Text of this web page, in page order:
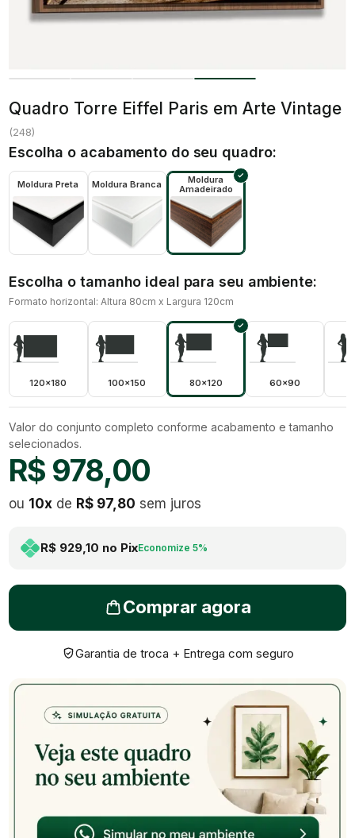
Quadro Torre Eiffel Paris em Arte Vintage
(248)
Escolha o acabamento do seu quadro:
Moldura Preta Moldura Branca
Moldura
Amadeirado
Escolha o tamanho ideal para seu ambiente:
Formato horizontal: Altura 80cm x Largura 120cm
120x180 100x150 80x120 60x90
Valor do conjunto completo conforme acabamento e tamanho
selecionados.
R$ 978,00
ou 10x de R$ 97,80 sem juros
R$ 929,10 no PixEconomize 5%
Comprar agora
Garantia de troca + Entrega com seguro